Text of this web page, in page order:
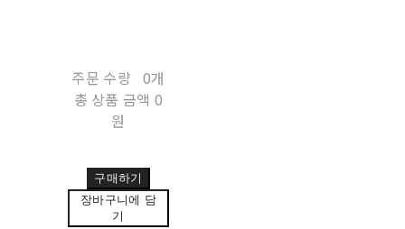
주문 수량 0개
총 상품 금액 0
원
구매하기
장바구니에 담
기